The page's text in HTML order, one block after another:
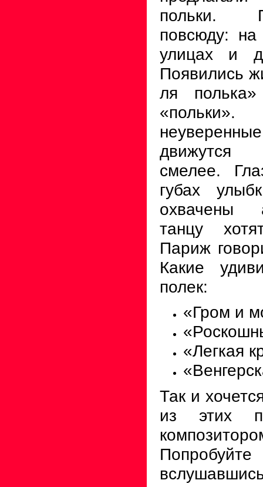
польки.
повсюду:
улицах и
Появились
ля
движутся
смелее.
губах
охвачены
танцу
Париж
Какие
полек:
«Гром и
«Легкая
Так и
из этих
Попробуйте